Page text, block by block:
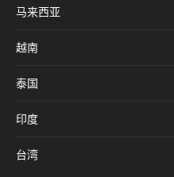
马来西亚
越南
泰国
印度
台湾